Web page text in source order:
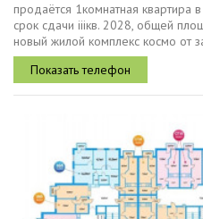
продаётся 1комнатная
срок сдачи iiiкв. 2028, общей
новый жилой комплекс космо от
расположен по адресу россия,